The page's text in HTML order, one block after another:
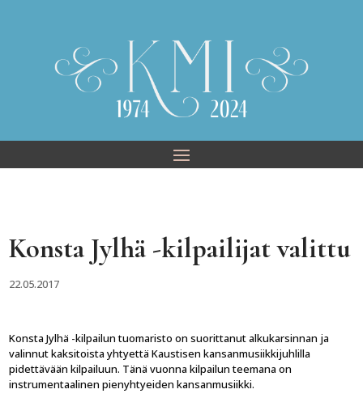
Konsta Jylhä -kilpailijat valittu
22.05.2017
Konsta Jylhä -kilpailun tuomaristo on suorittanut alkukarsinnan ja
valinnut kaksitoista yhtyettä Kaustisen kansanmusiikkijuhlilla
pidettävään kilpailuun. Tänä vuonna kilpailun teemana on
instrumentaalinen pienyhtyeiden kansanmusiikki.